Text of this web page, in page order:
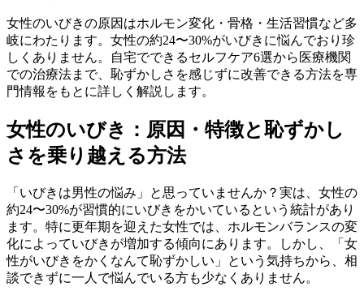
女性のいびきの原因はホルモン変化・骨格・生活習慣など多
岐にわたります。女性の約24〜30%がいびきに悩んでおり珍
しくありません。自宅でできるセルフケア6選から医療機関
での治療法まで、恥ずかしさを感じずに改善できる方法を専
門情報をもとに詳しく解説します。
女性のいびき：原因・特徴と恥ずかし
さを乗り越える方法
「いびきは男性の悩み」と思っていませんか？実は、女性の
約24〜30%が習慣的にいびきをかいているという統計があり
ます。特に更年期を迎えた女性では、ホルモンバランスの変
化によっていびきが増加する傾向にあります。しかし、「女
性がいびきをかくなんて恥ずかしい」という気持ちから、相
談できずに一人で悩んでいる方も少なくありません。